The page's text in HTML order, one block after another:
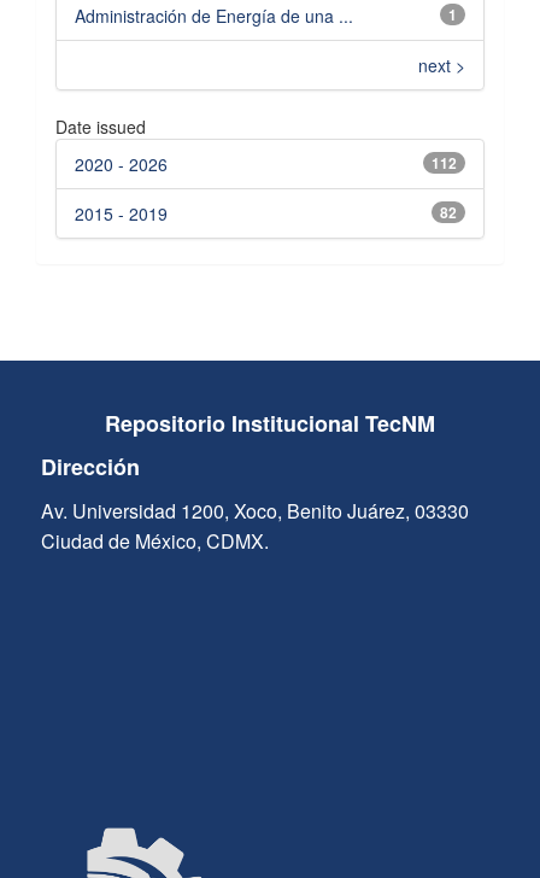
1
Administración de Energía de una ...
next >
Date issued
112
2020 - 2026
82
2015 - 2019
Repositorio Institucional TecNM
Dirección
Av. Universidad 1200, Xoco, Benito Juárez, 03330
Ciudad de México, CDMX.